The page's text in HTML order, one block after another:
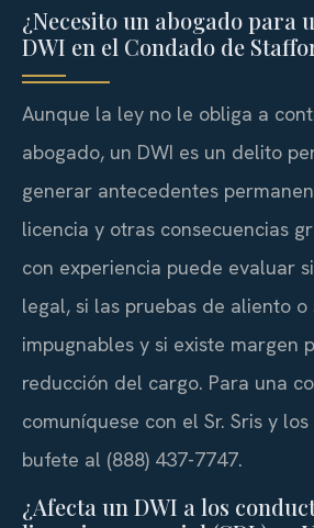
¿Necesito un abogado para
DWI en el Condado de
Aunque la ley no le obliga a
abogado, un DWI es un delito
generar antecedentes
licencia y otras consecuencias
con experiencia puede evaluar
legal, si las pruebas de aliento o
impugnables y si existe margen
reducción del cargo. Para una
comuníquese con el Sr. Sris y
bufete al (888) 437-7747.
¿Afecta un DWI a los